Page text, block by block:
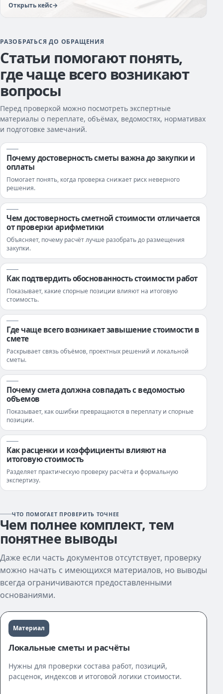
Открыть кейс
РАЗОБРАТЬСЯ ДО ОБРАЩЕНИЯ
Статьи помогают понять,
где чаще всего возникают
вопросы
Перед проверкой можно посмотреть экспертные
материалы о переплате, объёмах, ведомостях, нормативах
и подготовке замечаний.
Почему достоверность сметы важна до закупки и
оплаты
Помогает понять, когда проверка снижает риск неверного
решения.
Чем достоверность сметной стоимости отличается
от проверки арифметики
Объясняет, почему расчёт лучше разобрать до размещения
закупки.
Как подтвердить обоснованность стоимости работ
Показывает, какие спорные позиции влияют на итоговую
стоимость.
Где чаще всего возникает завышение стоимости в
смете
Раскрывает связь объёмов, проектных решений и локальной
сметы.
Почему смета должна совпадать с ведомостью
объемов
Показывает, как ошибки превращаются в переплату и спорные
позиции.
Как расценки и коэффициенты влияют на
итоговую стоимость
Разделяет практическую проверку расчёта и формальную
экспертизу.
ЧТО ПОМОГАЕТ ПРОВЕРИТЬ ТОЧНЕЕ
Чем полнее комплект, тем
понятнее выводы
Даже если часть документов отсутствует, проверку
можно начать с имеющихся материалов, но выводы
всегда ограничиваются предоставленными
основаниями.
Материал
Локальные сметы и расчёты
Нужны для проверки состава работ, позиций,
расценок, индексов и итоговой логики стоимости.